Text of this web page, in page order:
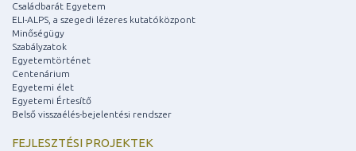
Családbarát Egyetem
ELI-ALPS, a szegedi lézeres kutatóközpont
Minőségügy
Szabályzatok
Egyetemtörténet
Centenárium
Egyetemi élet
Egyetemi Értesítő
Belső visszaélés-bejelentési rendszer
FEJLESZTÉSI PROJEKTEK